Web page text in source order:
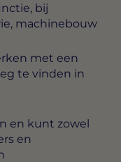
bij
machinebouw
met een
te vinden in
en kunt zowel
en